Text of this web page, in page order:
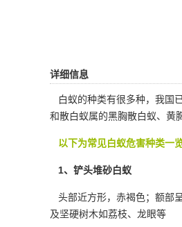
详细信息
白蚁的种类有很多种，我国
和散白蚁属的黑胸散白蚁、黄
以下为常见白蚁危害种类一览
1、铲头堆砂白蚁
头部近方形，赤褐色；额部
及坚硬树木如荔枝、龙眼等